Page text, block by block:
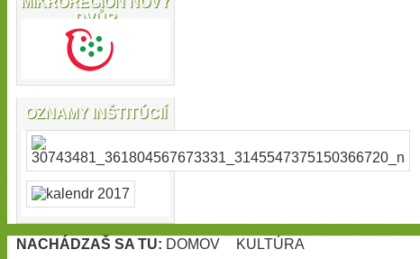
DVŮR
OZNAMY INŠTITÚCIÍ
NACHÁDZAŠ SA TU: DOMOV KULTÚRA